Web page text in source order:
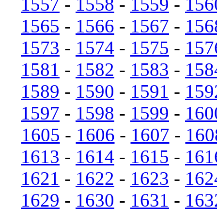
1565 - 1566 - 1567 -
1573 - 1574 - 1575 -
1581 - 1582 - 1583 -
1589 - 1590 - 1591 -
1597 - 1598 - 1599 -
1605 - 1606 - 1607 -
1613 - 1614 - 1615 -
1621 - 1622 - 1623 -
1629 - 1630 - 1631 -